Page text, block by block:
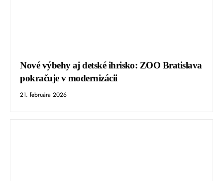
Nové výbehy aj detské ihrisko: ZOO Bratislava
pokračuje v modernizácii
21. februára 2026